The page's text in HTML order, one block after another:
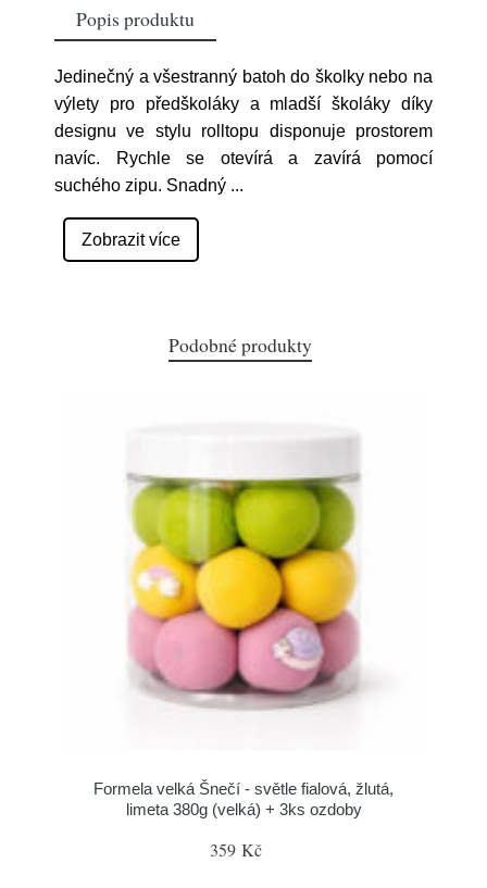
Popis produktu
Jedinečný a všestranný batoh do školky nebo na
výlety pro předškoláky a mladší školáky díky
designu ve stylu rolltopu disponuje prostorem
navíc. Rychle se otevírá a zavírá pomocí
suchého zipu. Snadný ...
Zobrazit více
Podobné produkty
Formela velká Šnečí - světle fialová, žlutá,
limeta 380g (velká) + 3ks ozdoby
359 Kč